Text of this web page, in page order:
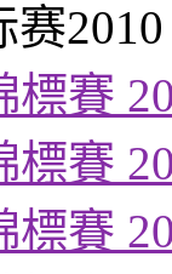
赛2010
標賽
標賽
標賽